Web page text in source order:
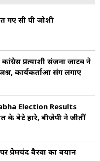
गए सी पी जोशी
प्रत्याशी संजना जाटव ने
कार्यकर्ताओं संग लगाए
Election Results
के बेटे हारे, बीजेपी ने जीतीं
प्रेमचंद बैरवा का बयान